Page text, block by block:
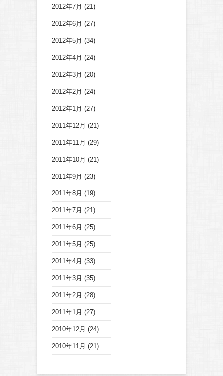
2012年7月 (21)
2012年6月 (27)
2012年5月 (34)
2012年4月 (24)
2012年3月 (20)
2012年2月 (24)
2012年1月 (27)
2011年12月 (21)
2011年11月 (29)
2011年10月 (21)
2011年9月 (23)
2011年8月 (19)
2011年7月 (21)
2011年6月 (25)
2011年5月 (25)
2011年4月 (33)
2011年3月 (35)
2011年2月 (28)
2011年1月 (27)
2010年12月 (24)
2010年11月 (21)